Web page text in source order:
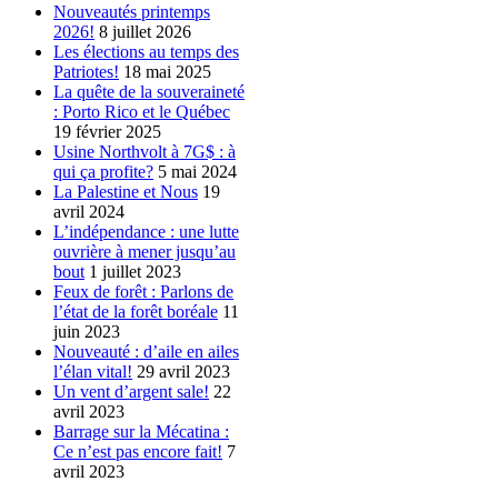
Nouveautés printemps
2026! 8 juillet 2026
Les élections au temps des
Patriotes! 18 mai 2025
La quête de la souveraineté
: Porto Rico et le Québec
19 février 2025
Usine Northvolt à 7G$ : à
qui ça profite? 5 mai 2024
La Palestine et Nous 19
avril 2024
L’indépendance : une lutte
ouvrière à mener jusqu’au
bout 1 juillet 2023
Feux de forêt : Parlons de
l’état de la forêt boréale 11
juin 2023
Nouveauté : d’aile en ailes
l’élan vital! 29 avril 2023
Un vent d’argent sale! 22
avril 2023
Barrage sur la Mécatina :
Ce n’est pas encore fait! 7
avril 2023